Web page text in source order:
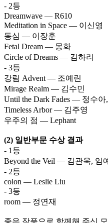
- 2등
Dreamwave — R610
Meditation in Space — 이신영
동심 — 이장훈
Fetal Dream — 몽화
Circle of Dreams — 김하리
- 3등
강림 Advent — 조예린
Mirage Realm — 김수민
Until the Dark Fades — 정수아
Timeless Arbor — 김주영
우주의 점 — Lephant
(2) 일반부문 수상 결과
- 1등
Beyond the Veil — 김관욱, 임
- 2등
colon — Leslie Liu
- 3등
room — 정연재
좋은 작품으로 함께해 주신